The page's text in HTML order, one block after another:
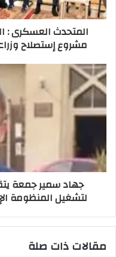
المتحدث العسكرى :
مشروع إستصلاح
جهاد سمير جمعة
لتشغيل المنظومة
مقالات ذات صلة